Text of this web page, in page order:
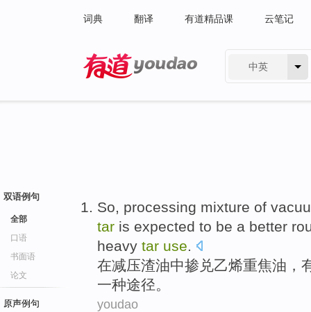
词典 翻译 有道精品课 云笔记
中英
双语例句
全部
口语
书面语
论文
原声例句
So, processing mixture of
tar is expected to be a better
heavy tar use.
在减压渣油中掺兑乙烯重焦油 ，
一种途径。
youdao